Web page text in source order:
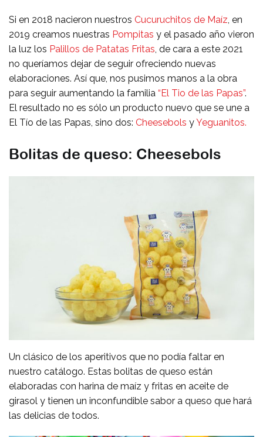
Si en 2018 nacieron nuestros Cucuruchitos de Maíz , en
2019 creamos nuestras Pompitas y el pasado año vieron
la luz los Palillos de Patatas Fritas , de cara a este 2021
no queríamos dejar de seguir ofreciendo nuevas
elaboraciones. Así que, nos pusimos manos a la obra
para seguir aumentando la familia “El Tio de las Papas”.
El resultado no es sólo un producto nuevo que se une a
El Tío de las Papas, sino dos: Cheesebols yYeguanitos.
Bolitas de queso: Cheesebols
Un clásico de los aperitivos que no podía faltar en
nuestro catálogo. Estas bolitas de queso están
elaboradas con harina de maíz y fritas en aceite de
girasol y tienen un inconfundible sabor a queso que hará
las delicias de todos.